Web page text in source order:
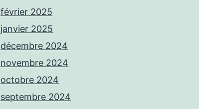
février 2025
janvier 2025
décembre 2024
novembre 2024
octobre 2024
septembre 2024